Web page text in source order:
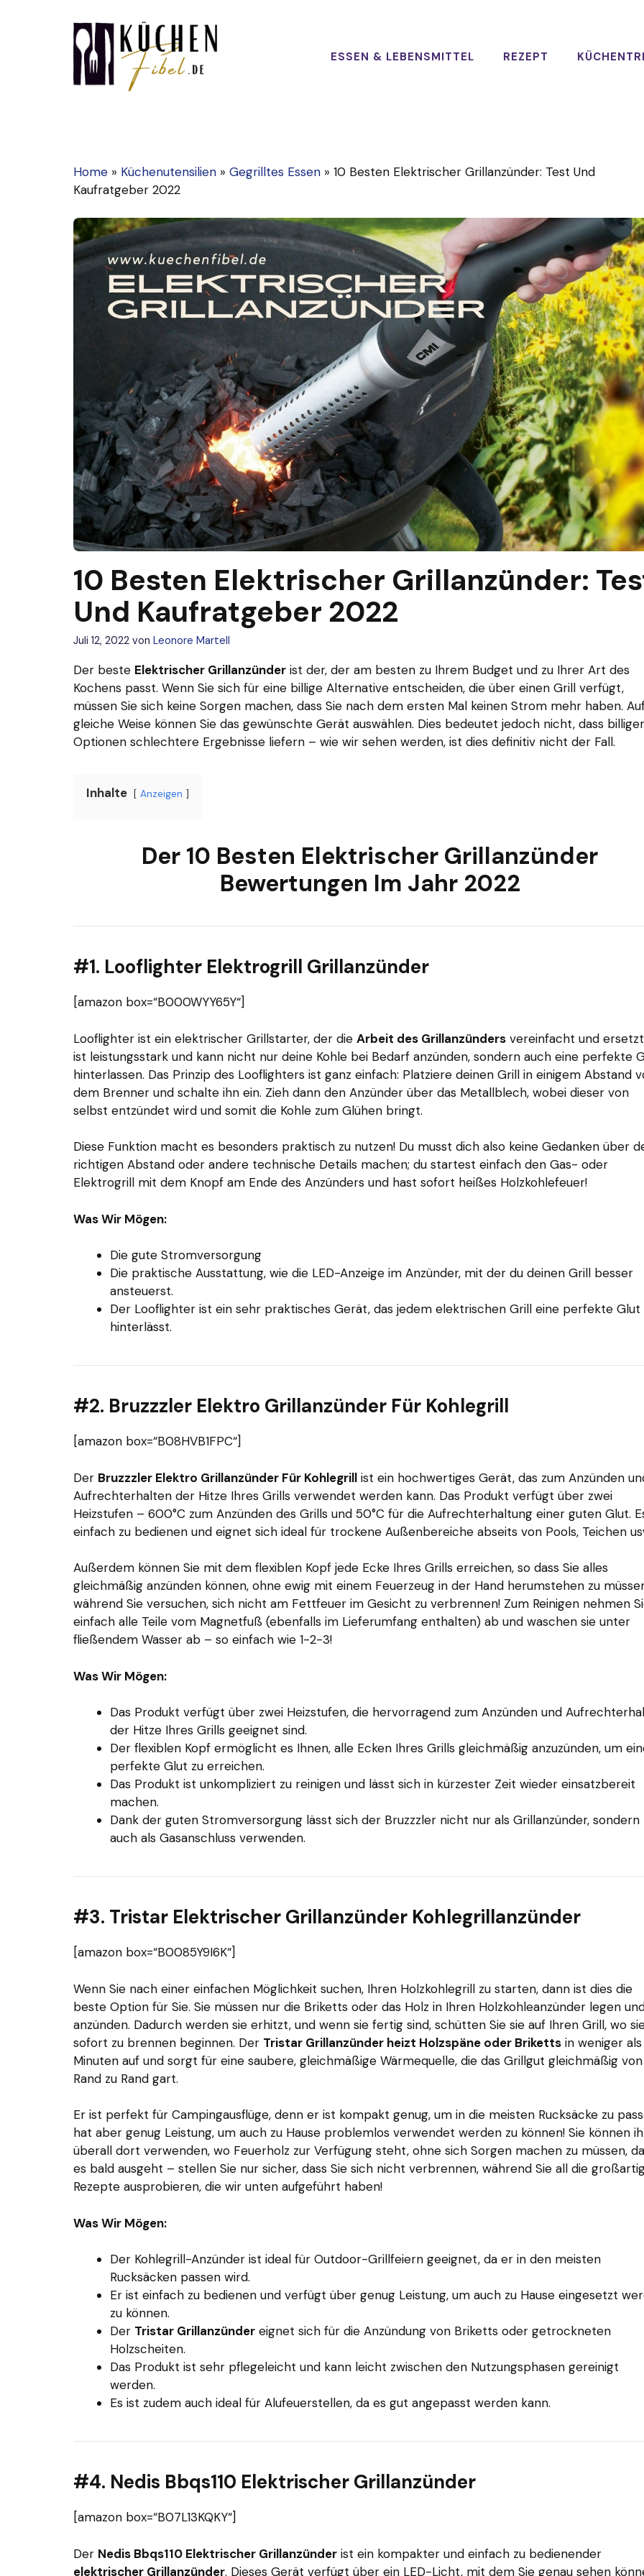
ESSEN & LEBENSMITTEL REZEPT
Home » Küchenutensilien » Gegrilltes Essen » 10 Besten Elektrischer Grillanzünder: Test Und
Kaufratgeber 2022
10 Besten Elektrischer Grillanzünder:
Und Kaufratgeber 2022
Juli 12, 2022 von Leonore Martell
Der beste Elektrischer Grillanzünder ist der, der am besten zu Ihrem Budget und zu Ihrer Art des
Kochens passt. Wenn Sie sich für eine billige Alternative entscheiden, die über einen Grill verfügt,
müssen Sie sich keine Sorgen machen, dass Sie nach dem ersten Mal keinen Strom mehr haben.
gleiche Weise können Sie das gewünschte Gerät auswählen. Dies bedeutet jedoch nicht, dass
Optionen schlechtere Ergebnisse liefern – wie wir sehen werden, ist dies definitiv nicht der Fall.
Inhalte Anzeigen
Der 10 Besten Elektrischer Grillanzünder
Bewertungen Im Jahr 2022
#1. Looflighter Elektrogrill Grillanzünder
[amazon box=“B000WYY65Y“]
Looflighter ist ein elektrischer Grillstarter, der die Arbeit des Grillanzünders vereinfacht und
ist leistungsstark und kann nicht nur deine Kohle bei Bedarf anzünden, sondern auch eine perfekte
hinterlassen. Das Prinzip des Looflighters ist ganz einfach: Platziere deinen Grill in einigem Abstand
dem Brenner und schalte ihn ein. Zieh dann den Anzünder über das Metallblech, wobei dieser von
selbst entzündet wird und somit die Kohle zum Glühen bringt.
Diese Funktion macht es besonders praktisch zu nutzen! Du musst dich also keine Gedanken über
richtigen Abstand oder andere technische Details machen; du startest einfach den Gas- oder
Elektrogrill mit dem Knopf am Ende des Anzünders und hast sofort heißes Holzkohlefeuer!
Was Wir Mögen:
Die gute Stromversorgung
Die praktische Ausstattung, wie die LED-Anzeige im Anzünder, mit der du deinen Grill besser
ansteuerst.
Der Looflighter ist ein sehr praktisches Gerät, das jedem elektrischen Grill eine perfekte Glut
hinterlässt.
#2. Bruzzzler Elektro Grillanzünder Für Kohlegrill
[amazon box=“B08HVB1FPC“]
Der Bruzzzler Elektro Grillanzünder Für Kohlegrill ist ein hochwertiges Gerät, das zum Anzünden
Aufrechterhalten der Hitze Ihres Grills verwendet werden kann. Das Produkt verfügt über zwei
Heizstufen – 600°C zum Anzünden des Grills und 50°C für die Aufrechterhaltung einer guten Glut.
einfach zu bedienen und eignet sich ideal für trockene Außenbereiche abseits von Pools, Teichen
Außerdem können Sie mit dem flexiblen Kopf jede Ecke Ihres Grills erreichen, so dass Sie alles
gleichmäßig anzünden können, ohne ewig mit einem Feuerzeug in der Hand herumstehen zu
während Sie versuchen, sich nicht am Fettfeuer im Gesicht zu verbrennen! Zum Reinigen nehmen
einfach alle Teile vom Magnetfuß (ebenfalls im Lieferumfang enthalten) ab und waschen sie unter
fließendem Wasser ab – so einfach wie 1-2-3!
Was Wir Mögen:
Das Produkt verfügt über zwei Heizstufen, die hervorragend zum Anzünden und
der Hitze Ihres Grills geeignet sind.
Der flexiblen Kopf ermöglicht es Ihnen, alle Ecken Ihres Grills gleichmäßig anzuzünden, um
perfekte Glut zu erreichen.
Das Produkt ist unkompliziert zu reinigen und lässt sich in kürzester Zeit wieder einsatzbereit
machen.
Dank der guten Stromversorgung lässt sich der Bruzzzler nicht nur als Grillanzünder, sondern
auch als Gasanschluss verwenden.
#3. Tristar Elektrischer Grillanzünder Kohlegrillanzünder
[amazon box=“B0085Y9I6K“]
Wenn Sie nach einer einfachen Möglichkeit suchen, Ihren Holzkohlegrill zu starten, dann ist dies die
beste Option für Sie. Sie müssen nur die Briketts oder das Holz in Ihren Holzkohleanzünder legen
anzünden. Dadurch werden sie erhitzt, und wenn sie fertig sind, schütten Sie sie auf Ihren Grill, wo
sofort zu brennen beginnen. Der Tristar Grillanzünder heizt Holzspäne oder Briketts in weniger als
Minuten auf und sorgt für eine saubere, gleichmäßige Wärmequelle, die das Grillgut gleichmäßig von
Rand zu Rand gart.
Er ist perfekt für Campingausflüge, denn er ist kompakt genug, um in die meisten Rucksäcke zu
hat aber genug Leistung, um auch zu Hause problemlos verwendet werden zu können! Sie können
überall dort verwenden, wo Feuerholz zur Verfügung steht, ohne sich Sorgen machen zu müssen,
es bald ausgeht – stellen Sie nur sicher, dass Sie sich nicht verbrennen, während Sie all die
Rezepte ausprobieren, die wir unten aufgeführt haben!
Was Wir Mögen:
Der Kohlegrill-Anzünder ist ideal für Outdoor-Grillfeiern geeignet, da er in den meisten
Rucksäcken passen wird.
Er ist einfach zu bedienen und verfügt über genug Leistung, um auch zu Hause eingesetzt
zu können.
Der Tristar Grillanzünder eignet sich für die Anzündung von Briketts oder getrockneten
Holzscheiten.
Das Produkt ist sehr pflegeleicht und kann leicht zwischen den Nutzungsphasen gereinigt
werden.
Es ist zudem auch ideal für Alufeuerstellen, da es gut angepasst werden kann.
#4. Nedis Bbqs110 Elektrischer Grillanzünder
[amazon box=“B07L13KQKY“]
Der Nedis Bbqs110 Elektrischer Grillanzünder ist ein kompakter und einfach zu bedienender
elektrischer Grillanzünder. Dieses Gerät verfügt über ein LED-Licht, mit dem Sie genau sehen